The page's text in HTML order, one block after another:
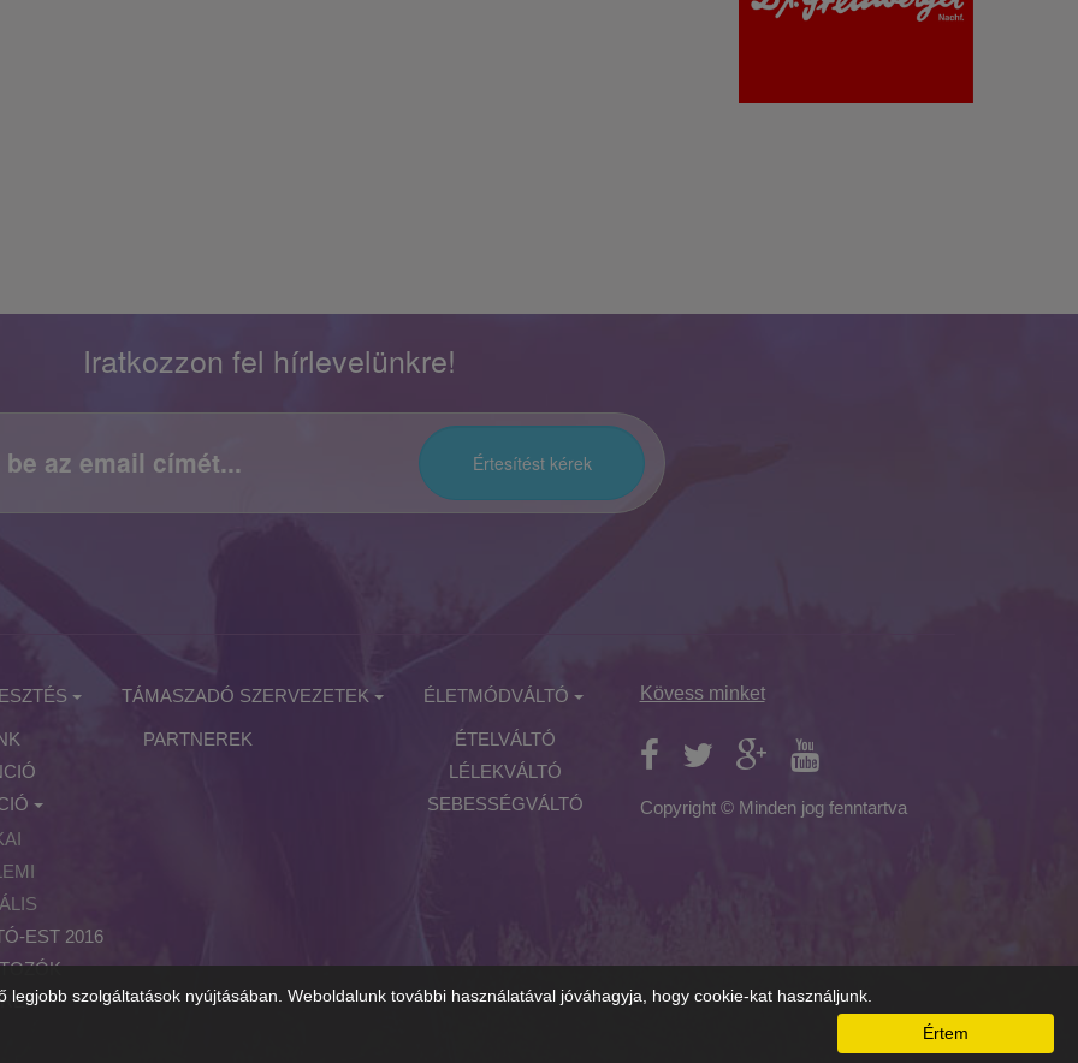
Iratkozzon fel hírlevelünkre!
EST 2016
TÁMASZADÓ SZERVEZETEK
PARTNEREK
ÉLETMÓDVÁLTÓ
ÉTELVÁLTÓ
LÉLEKVÁLTÓ
SEBESSÉGVÁLTÓ
Kövess minket
Copyright © Minden jog fenntartva
szolgáltatások nyújtásában. Weboldalunk további használatával jóváhagyja, hogy cookie-kat használjunk.
Értem